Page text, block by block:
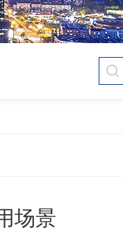
场景